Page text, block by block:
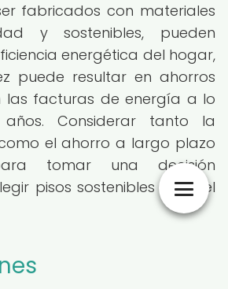
fabricados con materiales
y sostenibles, pueden
energética del hogar,
puede resultar en ahorros
las facturas de energía a lo
Considerar tanto la
el ahorro a largo plazo
tomar una decisión
pisos sostenibles para el